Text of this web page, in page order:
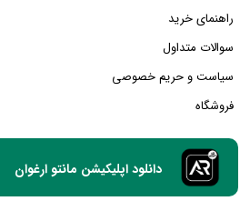
راهنمای خرید
سوالات متداول
سیاست و حریم خصوصی
فروشگاه
دانلود اپلیکیشن مانتو ارغوان